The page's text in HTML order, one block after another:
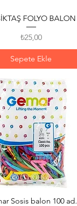
Hızlı Bakış
FOLYO BALON
Fiyat
₺25,00
Sepete Ekle
Hızlı Bakış
Sosis balon 100 ad.